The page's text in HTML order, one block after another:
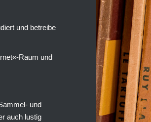
und betreibe
Raum und
und
auch lustig